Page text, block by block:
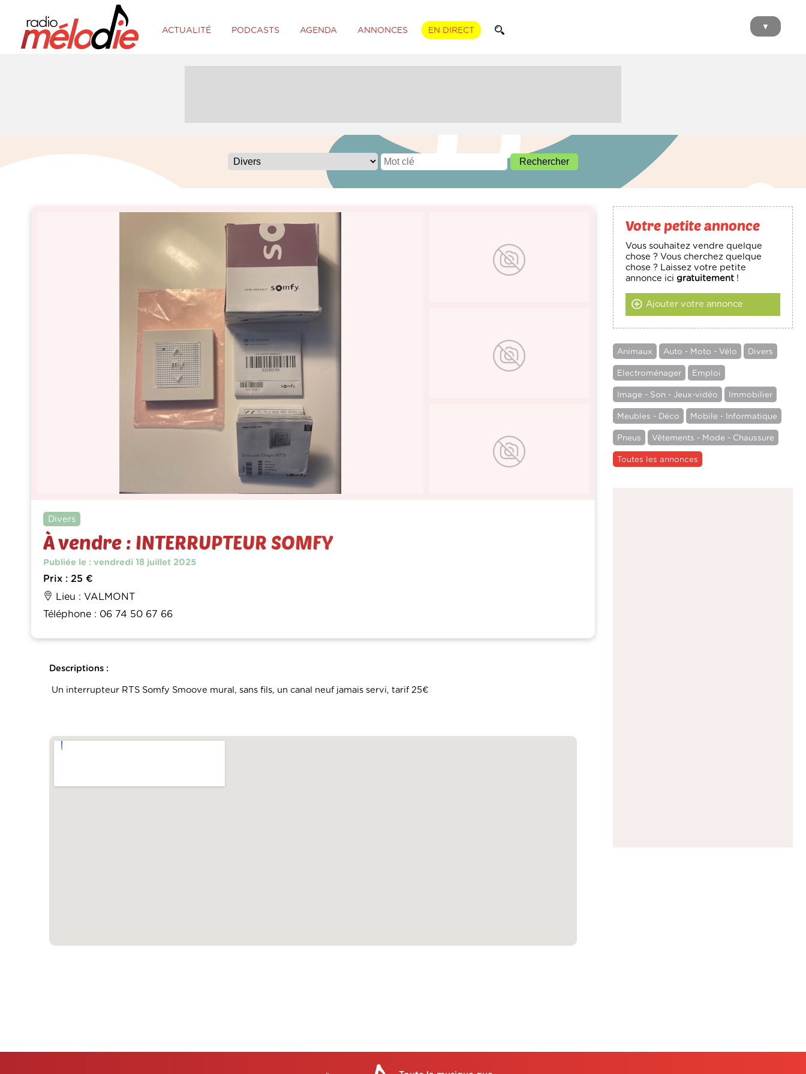
ACTUALITÉ PODCASTS AGENDA ANNONCES EN DIRECT ▼
Divers
À vendre : INTERRUPTEUR SOMFY
Publiée le : vendredi 18 juillet 2025
Prix : 25 €
Lieu : VALMONT
Téléphone : 06 74 50 67 66
Descriptions :
Un interrupteur RTS Somfy Smoove mural, sans fils, un canal neuf jamais servi, tarif 25€
Votre petite annonce
Vous souhaitez vendre quelque
chose ? Vous cherchez quelque
chose ? Laissez votre petite
annonce icigratuitement !
Ajouter votre annonce
Animaux Auto - Moto - Vélo Divers
Electroménager Emploi
Image - Son - Jeux-vidéo Immobilier
Meubles - Déco Mobile - Informatique
Pneus Vêtements - Mode - Chaussure
Toutes les annonces